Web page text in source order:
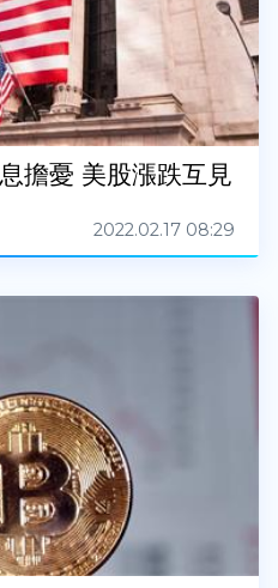
擔憂 美股漲跌互見
2022.02.17 08:29